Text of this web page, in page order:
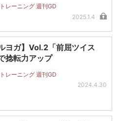
レーニング 週刊GD
2025.1.4
ルヨガ】Vol.2「前屈ツイス
捻転力アップ
レーニング 週刊GD
2024.4.30